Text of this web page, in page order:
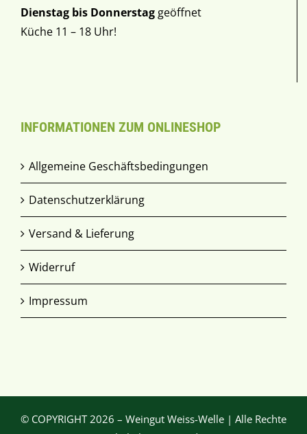
Dienstag bis Donnerstag geöffnet
Küche 11 – 18 Uhr!
INFORMATIONEN ZUM ONLINESHOP
Allgemeine Geschäftsbedingungen
Datenschutzerklärung
Versand & Lieferung
Widerruf
Impressum
© COPYRIGHT 2026 – Weingut Weiss-Welle | Alle Rechte